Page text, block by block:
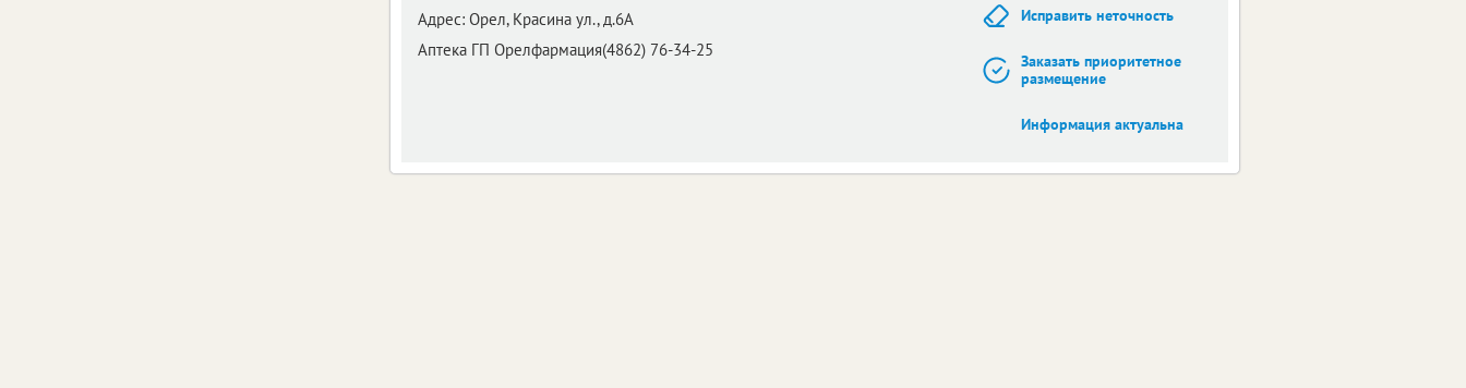
Адрес: Орел, Красина ул., д.6А
Аптека ГП Орелфармация(4862) 76-34-25
Исправить неточность
Заказать приоритетное
размещение
Информация актуальна